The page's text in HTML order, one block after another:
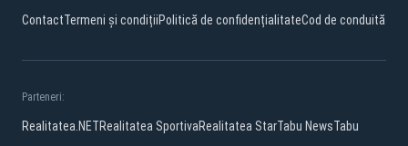
ContactTermeni și condițiiPolitică de confidențialitateCod de conduită
Parteneri:
Realitatea.NETRealitatea SportivaRealitatea StarTabu NewsTabu